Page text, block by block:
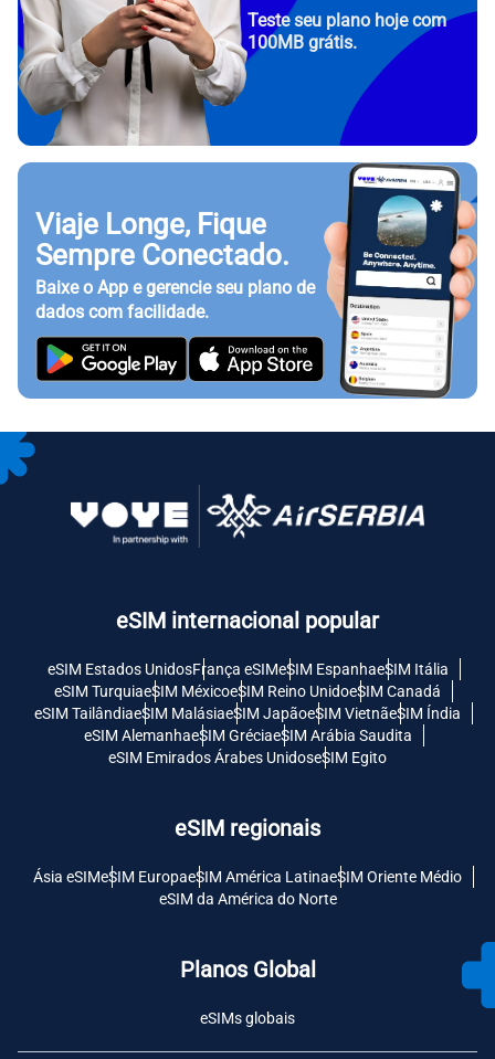
Teste seu plano hoje com
100MB grátis.
Viaje Longe, Fique
Sempre Conectado.
Baixe o App e gerencie seu plano de
dados com facilidade.
eSIM internacional popular
eSIM Estados UnidosFrança eSIMeSIM EspanhaeSIM Itália
eSIM TurquiaeSIM MéxicoeSIM Reino UnidoeSIM Canadá
eSIM TailândiaeSIM MalásiaeSIM JapãoeSIM VietnãeSIM Índia
eSIM AlemanhaeSIM GréciaeSIM Arábia Saudita
eSIM Emirados Árabes UnidoseSIM Egito
eSIM regionais
Ásia eSIMeSIM EuropaeSIM América LatinaeSIM Oriente Médio
eSIM da América do Norte
Planos Global
eSIMs globais